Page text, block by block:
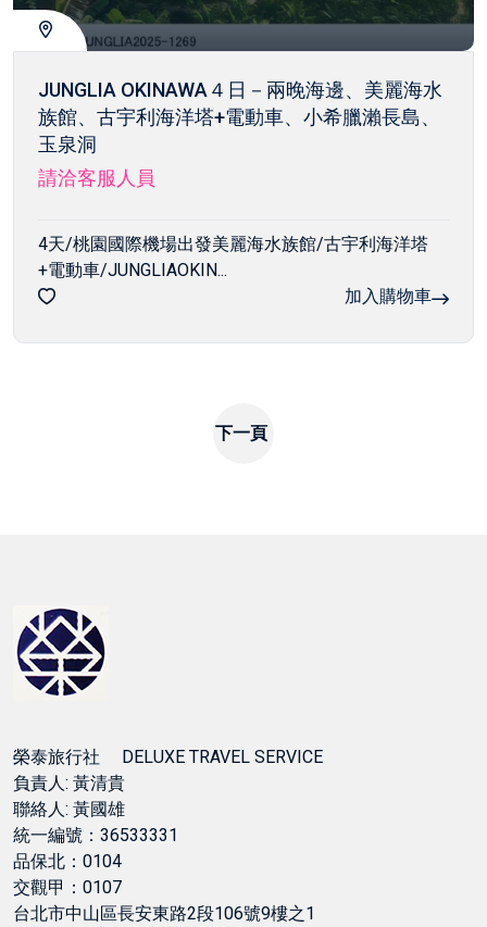
JUNGLIA OKINAWA４日－兩晚海邊、美麗海水
族館、古宇利海洋塔+電動車、小希臘瀨長島、
玉泉洞
請洽客服人員
4天/桃園國際機場出發美麗海水族館/古宇利海洋塔
+電動車/JUNGLIAOKIN...
加入購物車
下一頁
榮泰旅行社 DELUXE TRAVEL SERVICE
負責人: 黃清貴
聯絡人: 黃國雄
統一編號：36533331
品保北：0104
交觀甲：0107
台北市中山區長安東路2段106號9樓之1